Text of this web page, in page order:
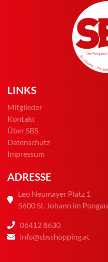
LINKS
Mitglieder
Kontakt
Über SBS
Datenschutz
Impressum
ADRESSE
Leo Neumayer Platz 1
5600 St. Johann im Pongau
06412 8630
info@sbsshopping.at